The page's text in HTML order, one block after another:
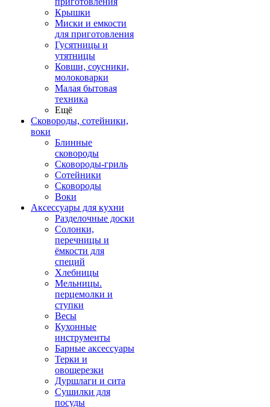
Крышки
Миски и емкости
для приготовления
Гусятницы и
утятницы
Ковши, соусники,
молоковарки
Малая бытовая
техника
Ещё
Сковороды, сотейники,
воки
Блинные
сковороды
Сковороды-гриль
Сотейники
Сковороды
Воки
Аксессуары для кухни
Разделочные доски
Солонки,
перечницы и
ёмкости для
специй
Хлебницы
Мельницы.
перцемолки и
ступки
Весы
Кухонные
инструменты
Барные аксессуары
Терки и
овощерезки
Дуршлаги и сита
Сушилки для
посуды